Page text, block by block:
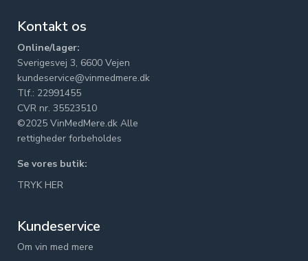
Kontakt os
Online/lager:
Sverigesvej 3, 6600 Vejen
kundeservice@vinmedmere.dk
Tlf.: 22991455
CVR nr. 35523510
©2025 VinMedMere.dk Alle
rettigheder forbeholdes
Se vores butik:
TRYK HER
Kundeservice
Om vin med mere